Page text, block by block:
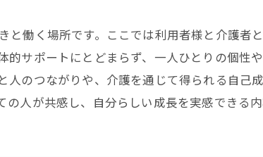
と働く場所です。ここでは利用者様と介護者
的サポートにとどまらず、一人ひとりの個性
のつながりや、介護を通じて得られる自己
人が共感し、自分らしい成長を実感できる内